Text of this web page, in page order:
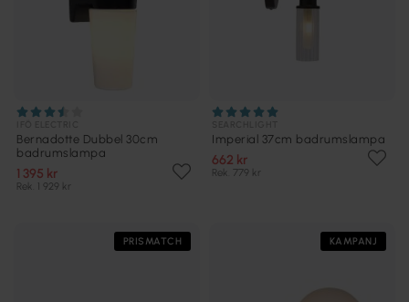
Bernadotte Dubbel 30cm
badrumslampa
1 395 kr
Rek. 1 929 kr
Imperial 37cm badrumslampa
662 kr
Rek. 779 kr
PRISMATCH KAMPANJ